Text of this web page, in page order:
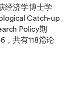
经济学博士学
Catch-up
Policy期
，共有118篇论